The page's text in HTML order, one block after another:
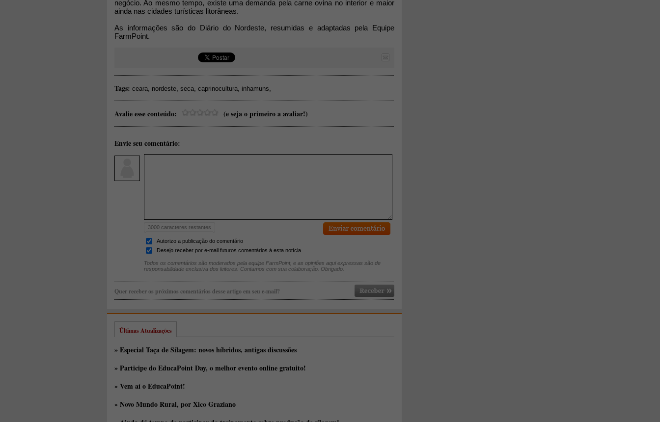
negócio. Ao mesmo tempo, existe uma demanda pela carne ovina no interior e maior
ainda nas cidades turísticas litorâneas.
As informações são do Diário do Nordeste, resumidas e adaptadas pela Equipe
FarmPoint.
Tags: ceara nordeste seca caprinocultura inhamuns
Avalie esse conteúdo: (e seja o primeiro a avaliar!)
Envie seu comentário:
3000 caracteres restantes
Autorizo a publicação do comentário
Desejo receber por e-mail futuros comentários à esta notícia
Todos os comentários são moderados pela equipe FarmPoint, e as opiniões aqui expressas são de
responsabilidade exclusiva dos leitores. Contamos com sua colaboração. Obrigado.
Quer receber os próximos comentários desse artigo em seu e-mail?
Últimas Atualizações
» Especial Taça de Silagem: novos híbridos, antigas discussões
» Participe do EducaPoint Day, o melhor evento online gratuito!
» Vem aí o EducaPoint!
» Novo Mundo Rural, por Xico Graziano